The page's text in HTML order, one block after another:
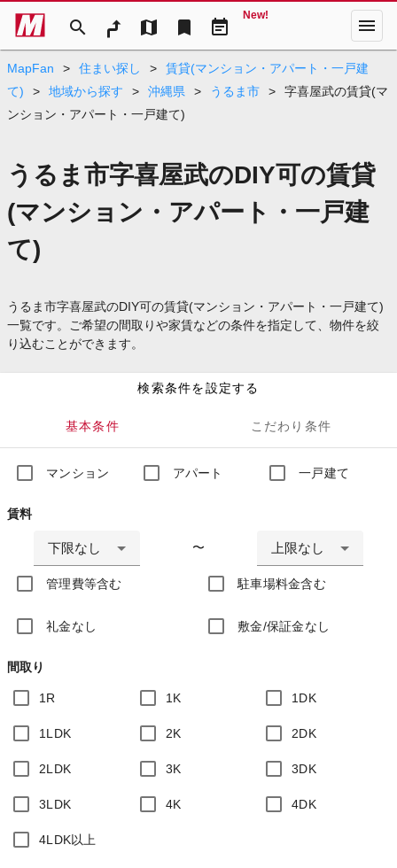
search map bookmark event_note
New! menu
MapFan > 住まい探し >
賃貸(マンション・アパート・一戸建
て)
> 地域から探す > 沖縄県 > うるま市 >
字喜屋武の賃貸(マ
ンション・アパート・一戸建て)
うるま市字喜屋武のDIY可の賃貸
(マンション・アパート・一戸建
て)
うるま市字喜屋武のDIY可の賃貸(マンション・アパート・一戸建て)
一覧です。ご希望の間取りや家賃などの条件を指定して、物件を絞
り込むことができます。
検索条件を設定する
基本条件 こだわり条件
マンション アパート 一戸建て
賃料
下限なし 〜 上限なし
管理費等含む 駐車場料金含む
礼金なし 敷金/保証金なし
間取り
1R 1K 1DK
1LDK 2K 2DK
2LDK 3K 3DK
3LDK 4K 4DK
4LDK以上